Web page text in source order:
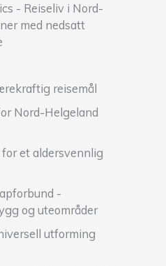
- Reiseliv i Nord-
med nedsatt
reisemål
Nord-Helgeland
et aldersvennlig
-
og uteområder
utforming